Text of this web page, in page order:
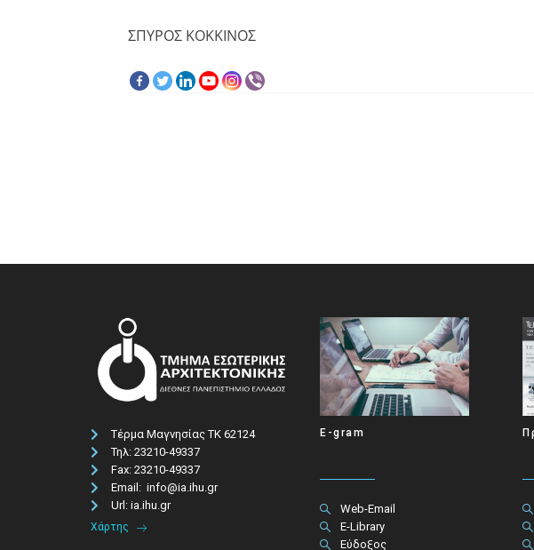
ΣΠΥΡΟΣ ΚΟΚΚΙΝΟΣ
Τέρμα Μαγνησίας ΤΚ 62124
Τηλ: 23210-49337​
Fax: 23210-49337
Email: info@ia.ihu.gr
Url: ia.ihu.gr
Χάρτης
E-gram
Web-Email
E-Library
Εύδοξος